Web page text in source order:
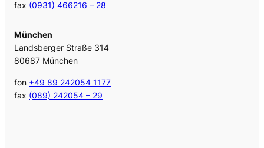
fax (0931) 466216 – 28
München
Landsberger Straße 314
80687 München
fon +49 89 242054 1177
fax (089) 242054 – 29